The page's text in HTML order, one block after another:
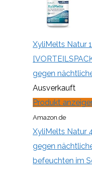
XyliMelts Natur
gegen
Ausverkauft
Produkt
Amazon.de
XyliMelts Natur
gegen
befeuchten im